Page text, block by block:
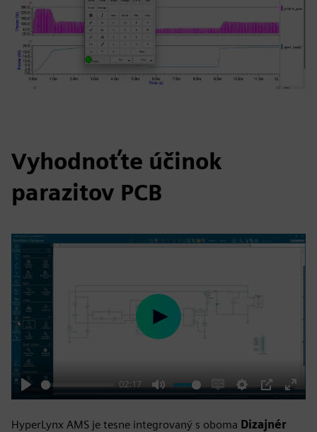
Vyhodnoťte účinok
parazitov PCB
Play
02:17
Mute
Enable
captions
Settings
PIP
Enter
Play
HyperLynx AMS je tesne integrovaný s oboma Dizajnér